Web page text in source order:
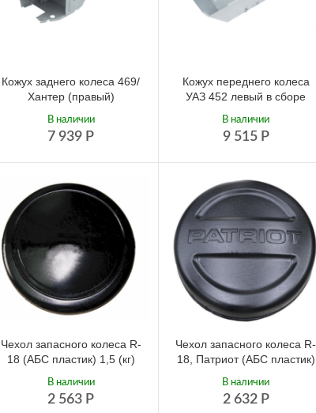
Кожух заднего колеса 469/
Хантер (правый)
7 939 Р
В наличии
Кожух переднего колеса
УАЗ 452 левый в сборе
9 515 Р
В наличии
Чехол запасного колеса R-
18 (АБС пластик) 1,5 (кг)
2 563 Р
В наличии
Чехол запасного колеса R-
18, Патриот (АБС пластик)
2 632 Р
В наличии